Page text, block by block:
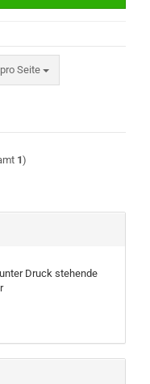
Seite
Seite
1)
Druck stehende